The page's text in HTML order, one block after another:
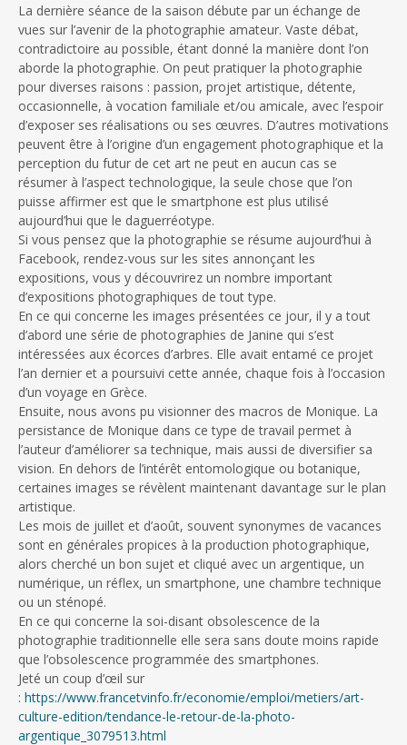
La dernière séance de la saison débute par un échange de
vues sur l’avenir de la photographie amateur. Vaste débat,
contradictoire au possible, étant donné la manière dont l’on
aborde la photographie. On peut pratiquer la photographie
pour diverses raisons : passion, projet artistique, détente,
occasionnelle, à vocation familiale et/ou amicale, avec l’espoir
d’exposer ses réalisations ou ses œuvres. D’autres motivations
peuvent être à l’origine d’un engagement photographique et la
perception du futur de cet art ne peut en aucun cas se
résumer à l’aspect technologique, la seule chose que l’on
puisse affirmer est que le smartphone est plus utilisé
aujourd’hui que le daguerréotype.
Si vous pensez que la photographie se résume aujourd’hui à
Facebook, rendez-vous sur les sites annonçant les
expositions, vous y découvrirez un nombre important
d’expositions photographiques de tout type.
En ce qui concerne les images présentées ce jour, il y a tout
d’abord une série de photographies de Janine qui s’est
intéressées aux écorces d’arbres. Elle avait entamé ce projet
l’an dernier et a poursuivi cette année, chaque fois à l’occasion
d’un voyage en Grèce.
Ensuite, nous avons pu visionner des macros de Monique. La
persistance de Monique dans ce type de travail permet à
l’auteur d’améliorer sa technique, mais aussi de diversifier sa
vision. En dehors de l’intérêt entomologique ou botanique,
certaines images se révèlent maintenant davantage sur le plan
artistique.
Les mois de juillet et d’août, souvent synonymes de vacances
sont en générales propices à la production photographique,
alors cherché un bon sujet et cliqué avec un argentique, un
numérique, un réflex, un smartphone, une chambre technique
ou un sténopé.
En ce qui concerne la soi-disant obsolescence de la
photographie traditionnelle elle sera sans doute moins rapide
que l’obsolescence programmée des smartphones.
Jeté un coup d’œil sur
: https://www.francetvinfo.fr/economie/emploi/metiers/art-
culture-edition/tendance-le-retour-de-la-photo-
argentique_3079513.html